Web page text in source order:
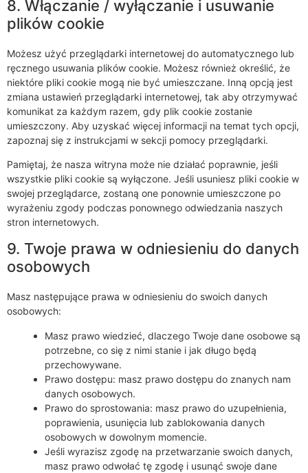
8. Włączanie / wyłączanie i usuwanie
plików cookie
Możesz użyć przeglądarki internetowej do automatycznego lub
ręcznego usuwania plików cookie. Możesz również określić, że
niektóre pliki cookie mogą nie być umieszczane. Inną opcją jest
zmiana ustawień przeglądarki internetowej, tak aby otrzymywać
komunikat za każdym razem, gdy plik cookie zostanie
umieszczony. Aby uzyskać więcej informacji na temat tych opcji,
zapoznaj się z instrukcjami w sekcji pomocy przeglądarki.
Pamiętaj, że nasza witryna może nie działać poprawnie, jeśli
wszystkie pliki cookie są wyłączone. Jeśli usuniesz pliki cookie w
swojej przeglądarce, zostaną one ponownie umieszczone po
wyrażeniu zgody podczas ponownego odwiedzania naszych
stron internetowych.
9. Twoje prawa w odniesieniu do danych
osobowych
Masz następujące prawa w odniesieniu do swoich danych
osobowych:
Masz prawo wiedzieć, dlaczego Twoje dane osobowe są
potrzebne, co się z nimi stanie i jak długo będą
przechowywane.
Prawo dostępu: masz prawo dostępu do znanych nam
danych osobowych.
Prawo do sprostowania: masz prawo do uzupełnienia,
poprawienia, usunięcia lub zablokowania danych
osobowych w dowolnym momencie.
Jeśli wyrazisz zgodę na przetwarzanie swoich danych,
masz prawo odwołać tę zgodę i usunąć swoje dane